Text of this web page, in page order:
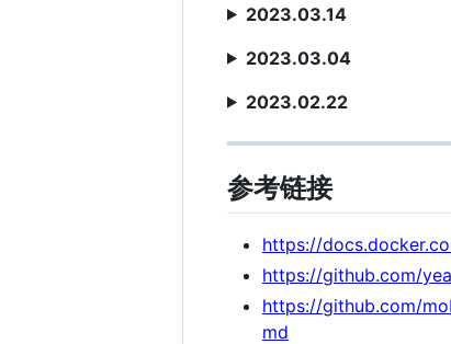
2023.03.14
2023.03.04
2023.02.22
参考链接
https://
https://github.com/
https://github.com/
md